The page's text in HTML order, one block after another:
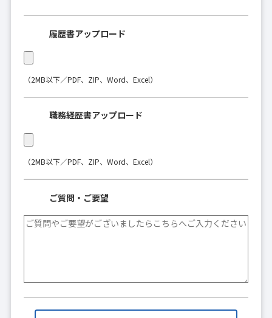
履歴書アップロード
（2MB以下／PDF、ZIP、Word、Excel）
職務経歴書アップロード
（2MB以下／PDF、ZIP、Word、Excel）
ご質問・ご要望